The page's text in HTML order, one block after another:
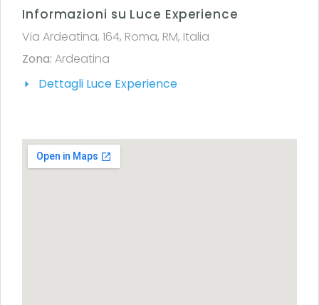
Informazioni su Luce Experience
Via Ardeatina, 164, Roma, RM, Italia
Zona: Ardeatina
Dettagli Luce Experience